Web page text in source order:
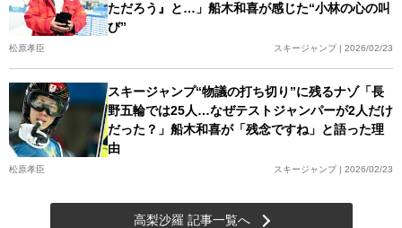
ただろう』と…」船木和喜が感じた“小林の心の叫
び”
松原孝臣 スキージャンプ | 2026/02/23
スキージャンプ“物議の打ち切り”に残るナゾ「長
野五輪では25人…なぜテストジャンパーが2人だけ
だった？」船木和喜が「残念ですね」と語った理
由
松原孝臣 スキージャンプ | 2026/02/23
高梨沙羅 記事一覧へ